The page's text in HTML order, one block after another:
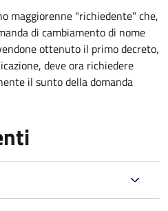
maggiorenne "richiedente" che,
di cambiamento di nome
ottenuto il primo decreto,
deve ora richiedere
il sunto della domanda